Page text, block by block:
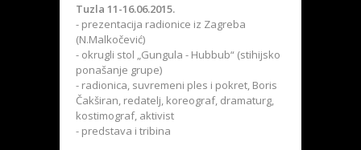
Tuzla 11-16.06.2015.
- prezentacija radionice iz Zagreba
(N.Malkočević)
- okrugli stol „Gungula - Hubbub“ (stihijsko
ponašanje grupe)
- radionica, suvremeni ples i pokret, Boris
Čakširan, redatelj, koreograf, dramaturg,
kostimograf, aktivist
- predstava i tribina